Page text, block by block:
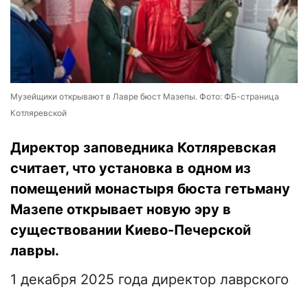
Музейщики открывают в Лавре бюст Мазепы. Фото: ФБ-страница
Котляревской
Директор заповедника Котляревская
считает, что установка в одном из
помещений монастыря бюста гетьману
Мазепе открывает новую эру в
существовании Киево-Печерской
лавры.
1 декабря 2025 года директор лаврского